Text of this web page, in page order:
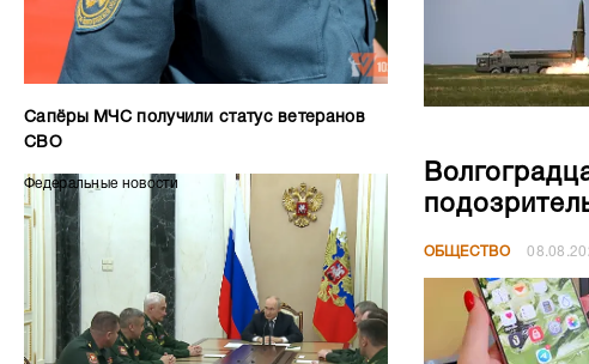
Сапёры МЧС получили статус ветеранов
СВО
Федеральные новости
ОБЩЕСТВО